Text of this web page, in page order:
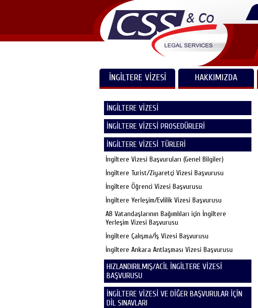
İNGİLTERE VİZESİ HAKKIMIZDA
İNGİLTERE VİZESİ
İNGİLTERE VİZESİ PROSEDÜRLERİ
İNGİLTERE VİZESİ TÜRLERİ
İngiltere Vizesi Başvuruları (Genel Bilgiler)
İngiltere Turist/Ziyaretçi Vizesi Başvurusu
İngiltere Öğrenci Vizesi Başvurusu
İngiltere Yerleşim/Evlilik Vizesi Başvurusu
AB Vatandaşlarının Bağımlıları için İngiltere
Yerleşim Vizesi Başvurusu
İngiltere Çalışma/İş Vizesi Başvurusu
İngiltere Ankara Antlaşması Vizesi Başvurusu
HIZLANDIRILMIŞ/ACİL İNGİLTERE VİZESİ
BAŞVURUSU
İNGİLTERE VİZESİ VE DİĞER BAŞVURULAR İÇİN
DİL SINAVLARI